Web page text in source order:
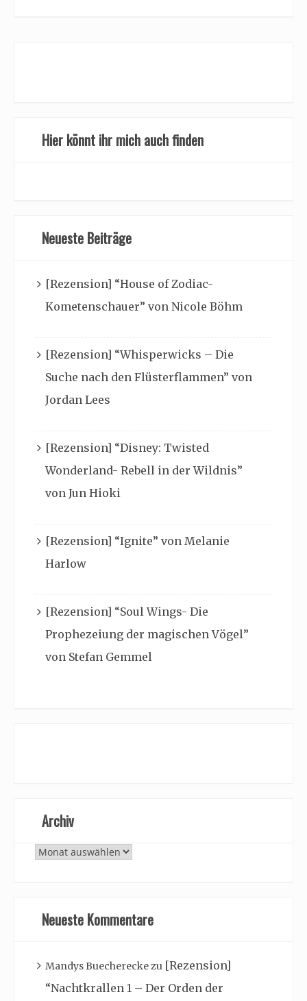
Hier könnt ihr mich auch finden
Neueste Beiträge
[Rezension] “House of Zodiac-
Kometenschauer” von Nicole Böhm
[Rezension] “Whisperwicks – Die
Suche nach den Flüsterflammen” von
Jordan Lees
[Rezension] “Disney: Twisted
Wonderland- Rebell in der Wildnis”
von Jun Hioki
[Rezension] “Ignite” von Melanie
Harlow
[Rezension] “Soul Wings- Die
Prophezeiung der magischen Vögel”
von Stefan Gemmel
Archiv
Archiv
Neueste Kommentare
Mandys Buechereckezu [Rezension]
“Nachtkrallen 1 – Der Orden der